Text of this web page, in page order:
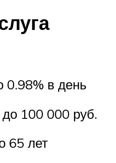
0.98% в день
100 000 руб.
65 лет